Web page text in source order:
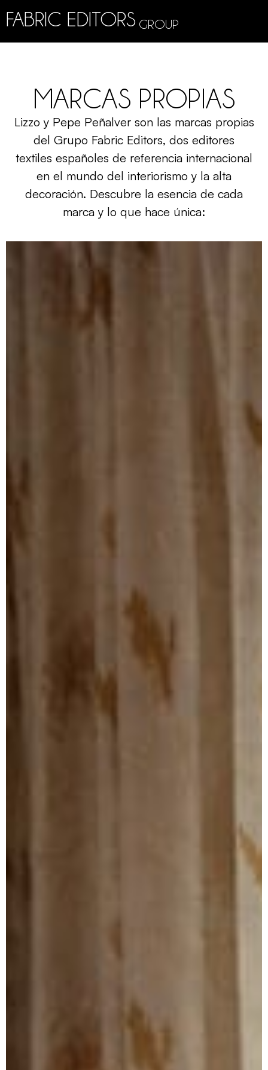
FABRIC EDITORS GROUP
MARCAS PROPIAS
Lizzo y Pepe Peñalver son las marcas propias
del Grupo Fabric Editors, dos editores
textiles españoles de referencia internacional
en el mundo del interiorismo y la alta
decoración. Descubre la esencia de cada
marca y lo que hace única: